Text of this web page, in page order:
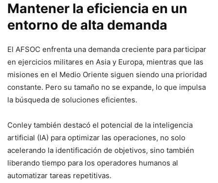
Mantener la eficiencia en un
entorno de alta demanda
El AFSOC enfrenta una demanda creciente para participar
en ejercicios militares en Asia y Europa, mientras que las
misiones en el Medio Oriente siguen siendo una prioridad
constante. Pero su tamaño no se expande, lo que impulsa
la búsqueda de soluciones eficientes.
Conley también destacó el potencial de la inteligencia
artificial (IA) para optimizar las operaciones, no solo
acelerando la identificación de objetivos, sino también
liberando tiempo para los operadores humanos al
automatizar tareas repetitivas.